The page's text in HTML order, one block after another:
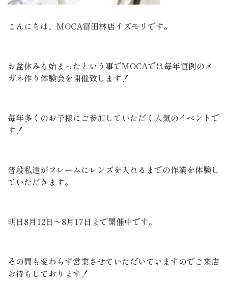
こんにちは、MOCA富田林店イズモリです。
お盆休みも始まったという事でMOCAでは毎年恒例のメ
ガネ作り体験会を開催致します！
毎年多くのお子様にご参加していただく人気のイベントで
す！
普段私達がフレームにレンズを入れるまでの作業を体験し
ていただきます。
明日8月12日～8月17日まで開催中です。
その間も変わらず営業させていただいていますのでご来店
お待ちしております！